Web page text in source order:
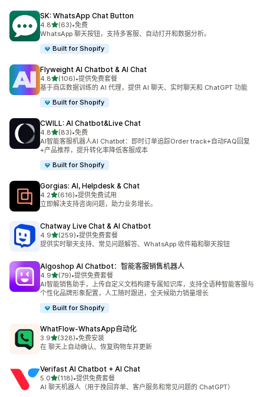
SK: WhatsApp Chat Button
4.8星（满分 5 星）
(63)
总共 63 条评论
•免费
WhatsApp 聊天按钮，支持多客服、自动打开和数据分析。
Built for Shopify
Flyweight AI Chatbot & AI Chat
4.8星（满分 5 星）
(106)
总共 106 条评论
•提供免费套餐
基于商店数据训练的 AI 代理，提供 AI 聊天、实时聊天和 ChatGPT 功能
Built for Shopify
CWILL: AI Chatbot&Live Chat
4.8星（满分 5 星）
(83)
总共 83 条评论
•免费
AI智能客服机器人AI Chatbot：即时订单追踪Order track+自动FAQ回复
+产品推荐，提升转化率降低客服成本
Built for Shopify
Gorgias: AI, Helpdesk & Chat
4.2星（满分 5 星）
(616)
总共 616 条评论
•提供免费试用
立即解决支持咨询问题，助力业务增长。
Chatway Live Chat & AI Chatbot
4.9星（满分 5 星）
(259)
总共 259 条评论
•提供免费套餐
提供实时聊天支持、常见问题解答、WhatsApp 收件箱和聊天按钮
Algoshop AI Chatbot：智能客服销售机器人
4.9星（满分 5 星）
(79)
总共 79 条评论
•提供免费套餐
AI智能销售助手，上传自定义文档构建专属知识库，支持全语种智能客服与
个性化品牌形象配置，人工随时跟进，全天候助力销量增长
Built for Shopify
WhatFlow‑WhatsApp自动化
3.9星（满分 5 星）
(328)
总共 328 条评论
•免费安装
在 聊天上自动确认、恢复购物车并更新
Verifast AI Chatbot + AI Chat
5.0星（满分 5 星）
(118)
总共 118 条评论
•提供免费套餐
AI 聊天机器人（用于挽回弃单、客户服务和常见问题的 ChatGPT）